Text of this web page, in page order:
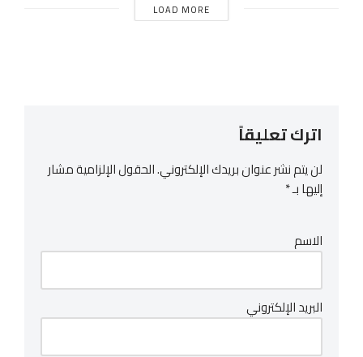
LOAD MORE
اترك تعليقاً
لن يتم نشر عنوان بريدك الإلكتروني.الحقول الإلزامية مشار
إليها بـ*
الاسم
البريد الإلكتروني